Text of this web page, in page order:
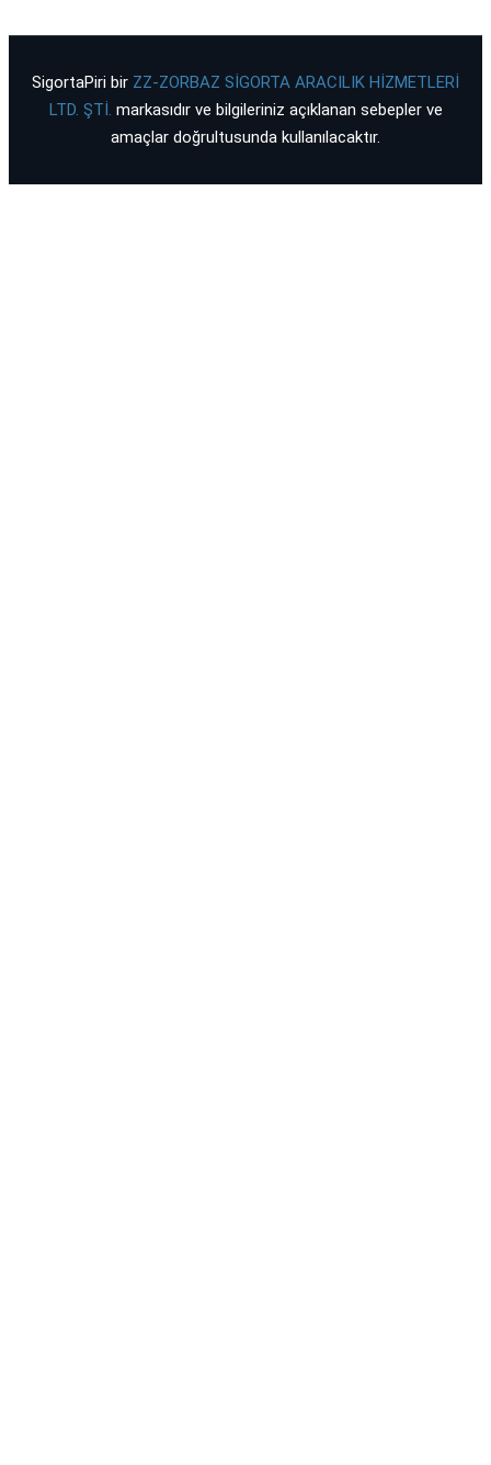
SigortaPiri bir ZZ-ZORBAZ SİGORTA ARACILIK HİZMETLERİ
LTD. ŞTİ. markasıdır ve bilgileriniz açıklanan sebepler ve
amaçlar doğrultusunda kullanılacaktır.